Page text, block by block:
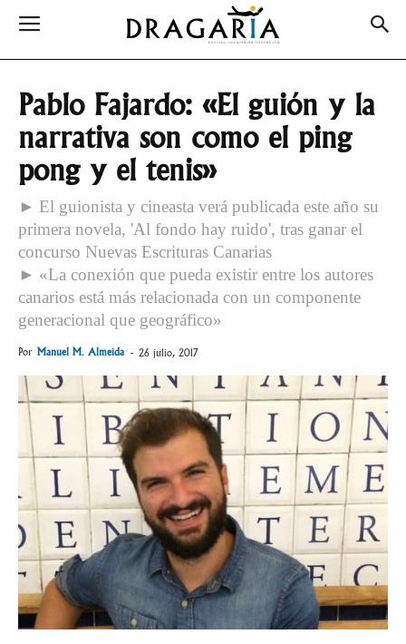
Pablo Fajardo: «El guión y la
narrativa son como el ping
pong y el tenis»
► El guionista y cineasta verá publicada este año su
primera novela, 'Al fondo hay ruido', tras ganar el
concurso Nuevas Escrituras Canarias
► «La conexión que pueda existir entre los autores
canarios está más relacionada con un componente
generacional que geográfico»
Por Manuel M. Almeida - 26 julio, 2017